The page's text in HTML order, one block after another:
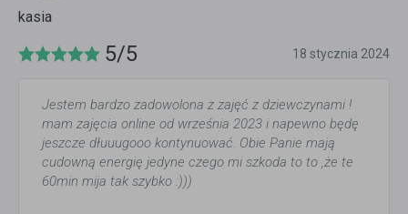
kasia
5/5 18 stycznia 2024
Jestem bardzo zadowolona z zajęć z dziewczynami !
mam zajęcia online od września 2023 i napewno będę
jeszcze dłuuugooo kontynuować. Obie Panie mają
cudowną energię jedyne czego mi szkoda to to ,że te
60min mija tak szybko :)))